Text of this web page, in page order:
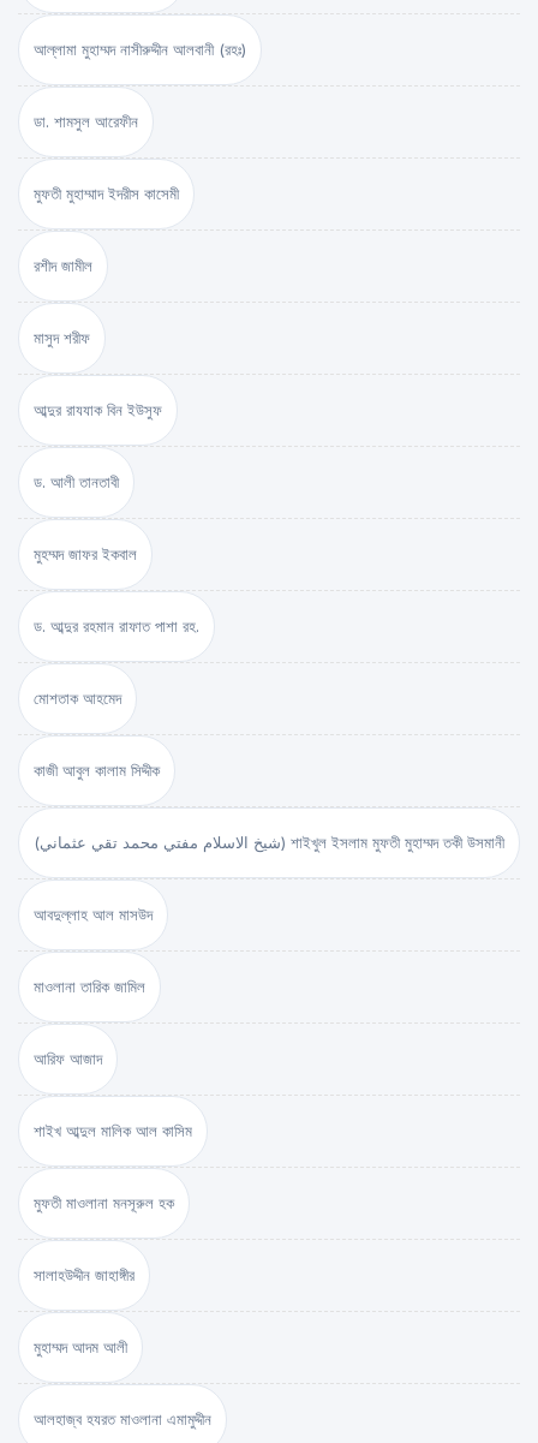
আল্লামা মুহাম্মদ নাসীরুদ্দীন আলবানী (রহঃ)
ডা. শামসুল আরেফীন
মুফতী মুহাম্মাদ ইদরীস কাসেমী
রশীদ জামীল
মাসুদ শরীফ
আব্দুর রাযযাক বিন ইউসুফ
ড. আলী তানতাবী
মুহম্মদ জাফর ইকবাল
ড. আব্দুর রহমান রাফাত পাশা রহ.
মোশতাক আহমেদ
কাজী আবুল কালাম সিদ্দীক
(شيخ الاسلام مفتي محمد تقي عثماني) শাইখুল ইসলাম মুফতী মুহাম্মদ তকী উসমানী
আবদুল্লাহ আল মাসউদ
মাওলানা তারিক জামিল
আরিফ আজাদ
শাইখ আব্দুল মালিক আল কাসিম
মুফতী মাওলানা মনসূরুল হক
সালাহউদ্দীন জাহাঙ্গীর
মুহাম্মদ আদম আলী
আলহাজ্ব হযরত মাওলানা এমামুদ্দীন